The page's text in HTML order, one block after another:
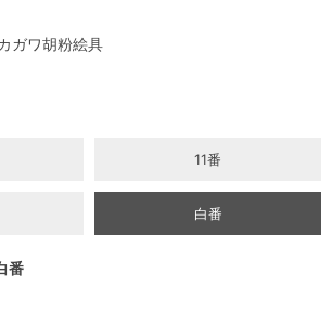
ガワ胡粉絵具
11番
白番
番